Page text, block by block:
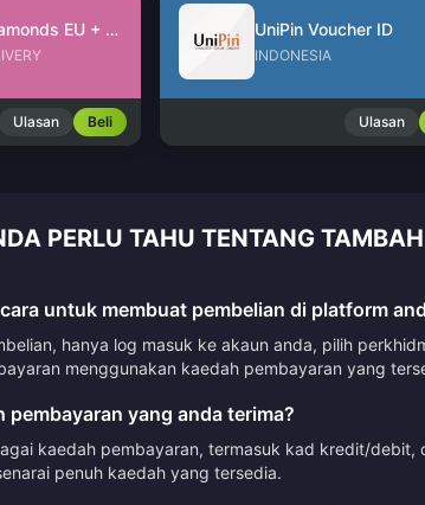
Free Fire Diamonds EU + TR
Ulasan Beli
UniPin Voucher ID
INDONESIA
Ulasan
PERLU TAHU TENTANG
untuk membuat pembelian di platform
hanya log masuk ke akaun anda, pilih
menggunakan kaedah pembayaran yang
pembayaran yang anda terima?
kaedah pembayaran, termasuk kad kredit/
penuh kaedah yang tersedia.